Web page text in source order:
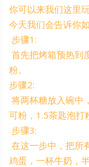
你可以来我们这里
今天我们会告诉你
步骤1:
首先把烤箱预热到
粉。
步骤2:
将两杯糖放入碗中
可粉，1.5茶匙泡打
步骤3:
在这一步中，把所
鸡蛋，一杯牛奶，